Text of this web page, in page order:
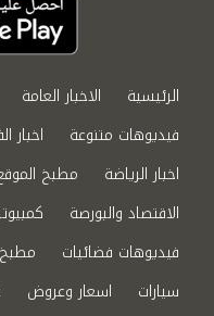
الرئيسية الاخبار العامة
فيديوهات متنوعة
اخبار
اخبار الرياضة
مطبخ
الاقتصاد والبورصة
فيديوهات فضائيات
سيارات
اسعار وعروض